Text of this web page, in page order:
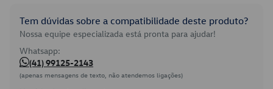
Tem dúvidas sobre a compatibilidade deste produto?
Nossa equipe especializada está pronta para ajudar!
Whatsapp:
(41) 99125-2143
(apenas mensagens de texto, não atendemos ligações)